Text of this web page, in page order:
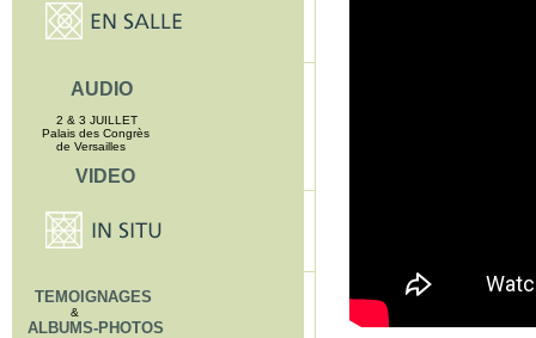
AUDIO
2 & 3 JUILLET
Palais des Congrès
de Versailles
VIDEO
TEMOIGNAGES
&
ALBUMS-PHOTOS